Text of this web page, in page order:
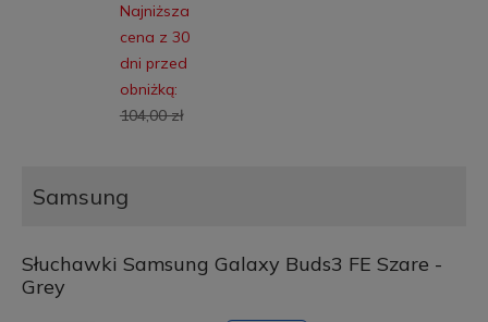
Najniższa
cena z 30
dni przed
obniżką:
104,00 zł
Samsung
Słuchawki Samsung Galaxy Buds3 FE Szare -
Grey